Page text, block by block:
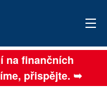
na finančních
přispějte. ➥